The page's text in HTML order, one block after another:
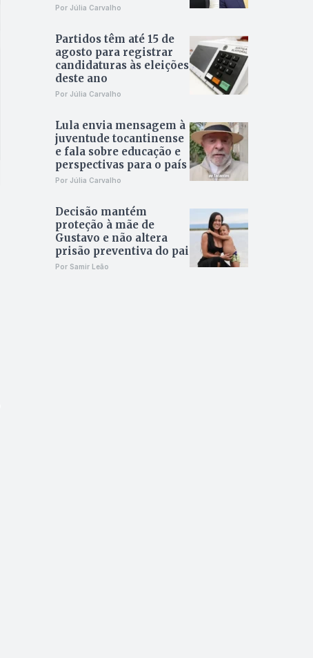
Por Júlia Carvalho
Partidos têm até 15 de
agosto para registrar
candidaturas às eleições
deste ano
Por Júlia Carvalho
Lula envia mensagem à
juventude tocantinense
e fala sobre educação e
perspectivas para o país
Por Júlia Carvalho
Decisão mantém
proteção à mãe de
Gustavo e não altera
prisão preventiva do pai
Por Samir Leão